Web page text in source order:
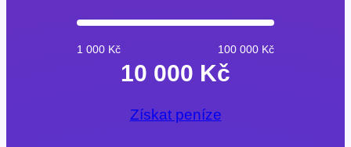
1 000 Kč 100 000 Kč
10 000 Kč
Získat peníze